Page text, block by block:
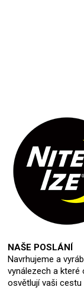
NAŠE POSLÁNÍ
Navrhujeme a
vynálezech a které
osvětlují vaši cestu